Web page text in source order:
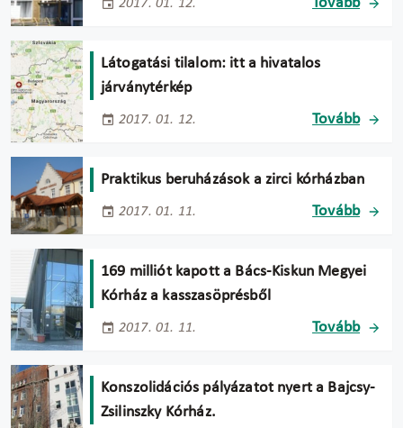
2017. 01. 12.
Látogatási tilalom: itt a hivatalos
járványtérkép
2017. 01. 12. Tovább
Praktikus beruházások a zirci kórházban
2017. 01. 11. Tovább
169 milliót kapott a Bács-Kiskun Megyei
Kórház a kasszasöprésből
2017. 01. 11. Tovább
Konszolidációs pályázatot nyert a Bajcsy-
Zsilinszky Kórház.